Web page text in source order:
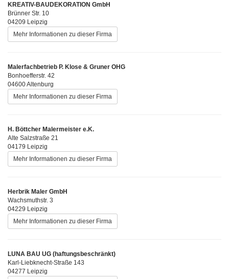
KREATIV-BAUDEKORATION GmbH
Brünner Str. 10
04209 Leipzig
Mehr Informationen zu dieser Firma
Malerfachbetrieb P. Klose & Gruner OHG
Bonhoefferstr. 42
04600 Altenburg
Mehr Informationen zu dieser Firma
H. Böttcher Malermeister e.K.
Alte Salzstraße 21
04179 Leipzig
Mehr Informationen zu dieser Firma
Herbrik Maler GmbH
Wachsmuthstr. 3
04229 Leipzig
Mehr Informationen zu dieser Firma
LUNA BAU UG (haftungsbeschränkt)
Karl-Liebknecht-Straße 143
04277 Leipzig